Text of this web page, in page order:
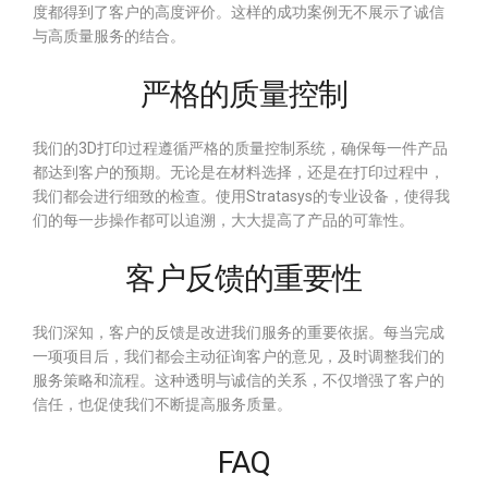
度都得到了客户的高度评价。这样的成功案例无不展示了诚信
与高质量服务的结合。
严格的质量控制
我们的3D打印过程遵循严格的质量控制系统，确保每一件产品
都达到客户的预期。无论是在材料选择，还是在打印过程中，
我们都会进行细致的检查。使用Stratasys的专业设备，使得我
们的每一步操作都可以追溯，大大提高了产品的可靠性。
客户反馈的重要性
我们深知，客户的反馈是改进我们服务的重要依据。每当完成
一项项目后，我们都会主动征询客户的意见，及时调整我们的
服务策略和流程。这种透明与诚信的关系，不仅增强了客户的
信任，也促使我们不断提高服务质量。
FAQ